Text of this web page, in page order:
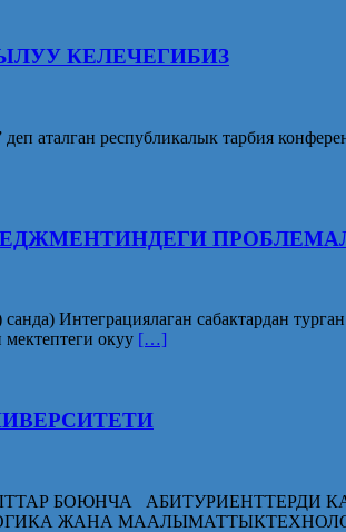
КЕЛЕЧЕГИБИЗ
деп аталган республикалык тарбия
Интеграциялаган сабактардан
окуу […]
БОЮНЧА АБИТУРИЕНТТЕРДИ
ЖАНА